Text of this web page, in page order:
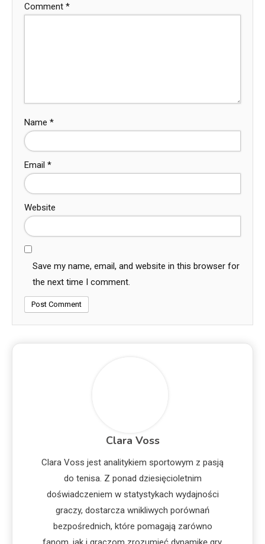
Comment *
Name *
Email *
Website
Save my name, email, and website in this browser for
the next time I comment.
Clara Voss
Clara Voss jest analitykiem sportowym z pasją
do tenisa. Z ponad dziesięcioletnim
doświadczeniem w statystykach wydajności
graczy, dostarcza wnikliwych porównań
bezpośrednich, które pomagają zarówno